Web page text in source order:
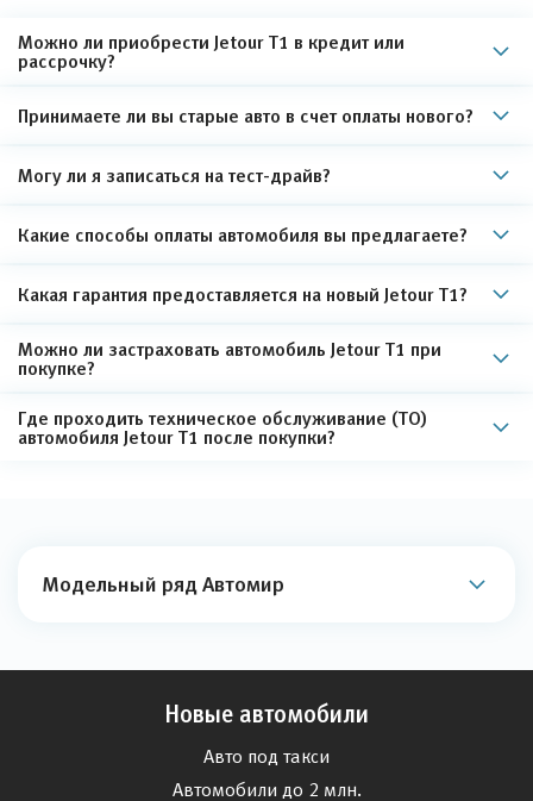
Можно ли приобрести Jetour T1 в кредит или
рассрочку?
Принимаете ли вы старые авто в счет оплаты нового?
Могу ли я записаться на тест-драйв?
Какие способы оплаты автомобиля вы предлагаете?
Какая гарантия предоставляется на новый Jetour T1?
Можно ли застраховать автомобиль Jetour T1 при
покупке?
Где проходить техническое обслуживание (ТО)
автомобиля Jetour T1 после покупки?
Модельный ряд Автомир
Новые автомобили
Авто под такси
Автомобили до 2 млн.